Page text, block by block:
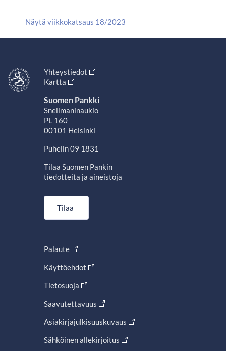
Näytä viikkokatsaus 18/2023
Yhteystiedot
Kartta
Suomen Pankki
Snellmaninaukio
PL 160
00101 Helsinki
Puhelin 09 1831
Tilaa Suomen Pankin
tiedotteita ja aineistoja
Tilaa
Palaute
Käyttöehdot
Tietosuoja
Saavutettavuus
Asiakirjajulkisuuskuvaus
Sähköinen allekirjoitus